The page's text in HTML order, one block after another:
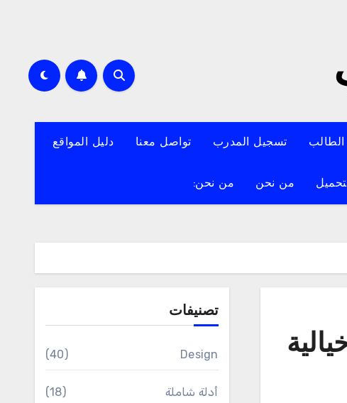
تسجيل المدرب تواصل معنا دليل المواقع
من نحن من نحن:
! ارقام خيالية
تصنيفات
Design
(40)
أدلة شاملة (18)